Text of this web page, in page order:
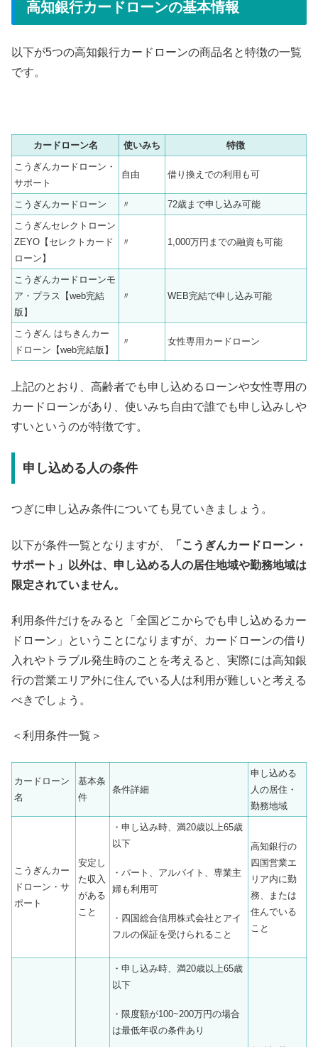
高知銀行カードローンの基本情報
以下が5つの高知銀行カードローンの商品名と特徴の一覧
です。
カードローン名 使いみち
特徴
こうぎんカードローン・
サポート
自由 借り換えでの利用も可
こうぎんカードローン 〃
72歳まで申し込み可能
こうぎんセレクトローン
ZEYO【セレクトカード
ローン】
〃 1,000万円までの融資も可能
こうぎんカードローンモ
ア・プラス【web完結
版】
〃 WEB完結で申し込み可能
こうぎん はちきんカー
ドローン【web完結版】
〃 女性専用カードローン
上記のとおり、高齢者でも申し込めるローンや女性専用の
カードローンがあり、使いみち自由で誰でも申し込みしや
すいというのが特徴です。
申し込める人の条件
つぎに申し込み条件についても見ていきましょう。
以下が条件一覧となりますが、
「こうぎんカードローン・
サポート」以外は、申し込める人の居住地域や勤務地域は
限定されていません。
利用条件だけをみると「全国どこからでも申し込めるカー
ドローン」ということになりますが、カードローンの借り
入れやトラブル発生時のことを考えると、実際には高知銀
行の営業エリア外に住んでいる人は利用が難しいと考える
べきでしょう。
＜利用条件一覧＞
カードローン
名
基本条
件
条件詳細
申し込める
人の居住・
勤務地域
こうぎんカー
ドローン・サ
ポート
安定し
た収入
がある
こと
・申し込み時、満20歳以上65歳
以下
・パート、アルバイト、専業主
婦も利用可
・四国総合信用株式会社とアイ
フルの保証を受けられること
高知銀行の
四国営業エ
リア内に勤
務、または
住んでいる
こと
・申し込み時、満20歳以上65歳
以下
・限度額が100~200万円の場合
は最低年収の条件あり